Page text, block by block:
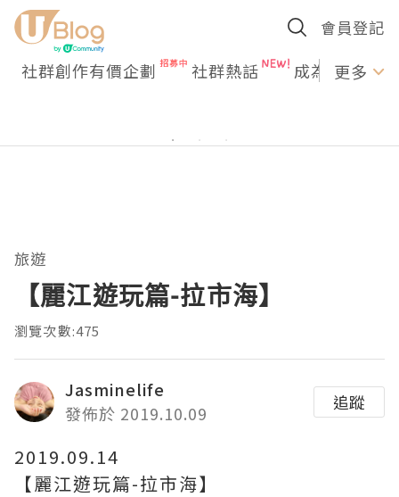
會員登記
社群創作有價企劃 社群熱話 成為U更多
旅遊
【麗江遊玩篇-拉市海】
瀏覽次數:475
Jasminelife
發佈於 2019.10.09
追蹤
2019.09.14
【麗江遊玩篇-拉市海】